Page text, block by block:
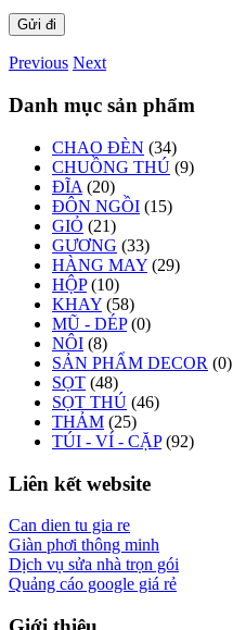
Previous Next
Danh mục sản phẩm
CHAO ĐÈN (34)
CHUỒNG THÚ (9)
ĐĨA (20)
ĐÔN NGỒI (15)
GIỎ (21)
GƯƠNG (33)
HÀNG MAY (29)
HỘP (10)
KHAY (58)
MŨ - DÉP (0)
NÔI (8)
SẢN PHẨM DECOR (0)
SỌT (48)
SỌT THÚ (46)
THẢM (25)
TÚI - VÍ - CẶP (92)
Liên kết website
Can dien tu gia re
Giàn phơi thông minh
Dịch vụ sửa nhà trọn gói
Quảng cáo google giá rẻ